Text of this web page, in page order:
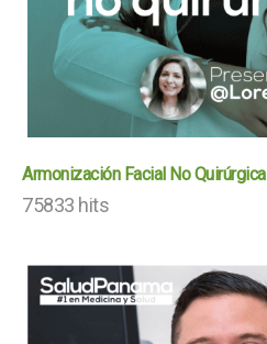
Armonización Facial No Quirúrgica
75833 hits